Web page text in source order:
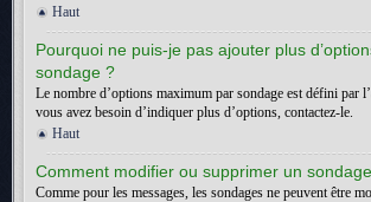
Haut
Pourquoi ne puis-je pas ajouter plus
sondage ?
Le nombre d’options maximum par sondage est défini par
vous avez besoin d’indiquer plus d’options, contactez-le.
Haut
Comment modifier ou supprimer un
Comme pour les messages, les sondages ne peuvent être